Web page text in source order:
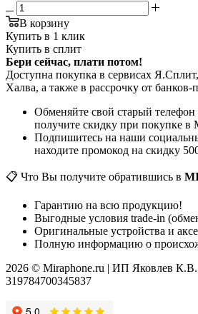
В корзину
Купить в 1 клик
Купить в сплит
Бери сейчас, плати потом!
Доступна покупка в сервисах
Халва, а также в рассрочку от банков-
Обменяйте свой старый
получите скидку при покупке
Подпишитесь на наши
находите промокод на скидку
📋 Что Вы получите обратившись в
Гарантию на всю продукцию!
Выгодные условия trade-in
Оригинальные устройства и
Полную информацию о
2026 © Miraphone.ru | ИП Яковлев
319784700345837